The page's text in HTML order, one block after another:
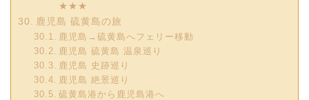
★★★
鹿児島 硫黄島の旅
鹿児島→硫黄島へフェリー移動
鹿児島 硫黄島 温泉巡り
鹿児島 史跡巡り
鹿児島 絶景巡り
硫黄島港から鹿児島港へ